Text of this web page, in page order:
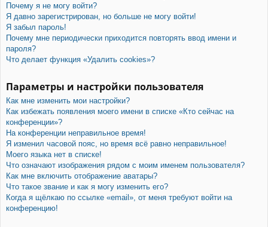
Почему я не могу войти?
Я давно зарегистрирован, но больше не могу войти!
Я забыл пароль!
Почему мне периодически приходится повторять ввод имени и
пароля?
Что делает функция «Удалить cookies»?
Параметры и настройки пользователя
Как мне изменить мои настройки?
Как избежать появления моего имени в списке «Кто сейчас на
конференции»?
На конференции неправильное время!
Я изменил часовой пояс, но время всё равно неправильное!
Моего языка нет в списке!
Что означают изображения рядом с моим именем пользователя?
Как мне включить отображение аватары?
Что такое звание и как я могу изменить его?
Когда я щёлкаю по ссылке «email», от меня требуют войти на
конференцию!